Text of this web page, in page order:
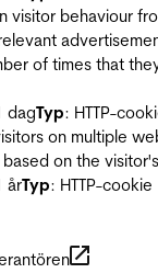
visitor behaviour
of times that
dagTyp: HTTP-
on multiple
on the
årTyp: HTTP-cookie